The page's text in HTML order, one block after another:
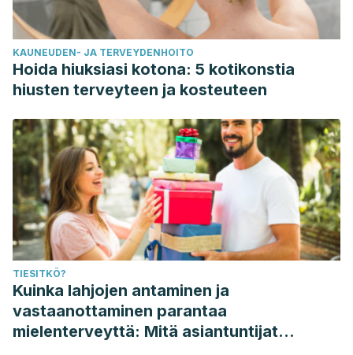
KAUNEUDEN- JA TERVEYDENHOITO
Hoida hiuksiasi kotona: 5 kotikonstia
hiusten terveyteen ja kosteuteen
TIESITKÖ?
Kuinka lahjojen antaminen ja
vastaanottaminen parantaa
mielenterveyttä: Mitä asiantuntijat